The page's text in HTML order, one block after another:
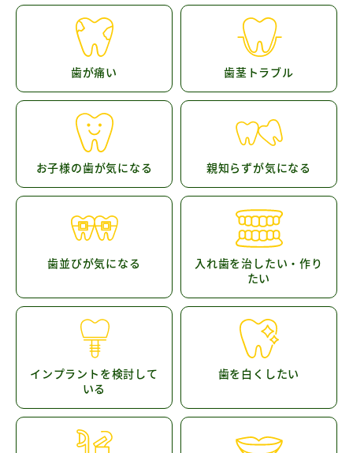
歯が痛い 歯茎トラブル
お子様の歯が気になる 親知らずが気になる
歯並びが気になる
入れ歯を治したい・作り
たい
インプラントを検討して
いる
歯を白くしたい